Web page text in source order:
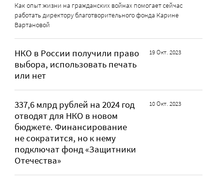
Как опыт жизни на гражданских войнах помогает сейчас
работать директору благотворительного фонда Карине
Вартановой
НКО в России получили право
выбора, использовать печать
или нет
19 Окт. 2023
337,6 млрд рублей на 2024 год
отводят для НКО в новом
бюджете. Финансирование
не сократится, но к нему
подключат фонд «Защитники
Отечества»
10 Окт. 2023